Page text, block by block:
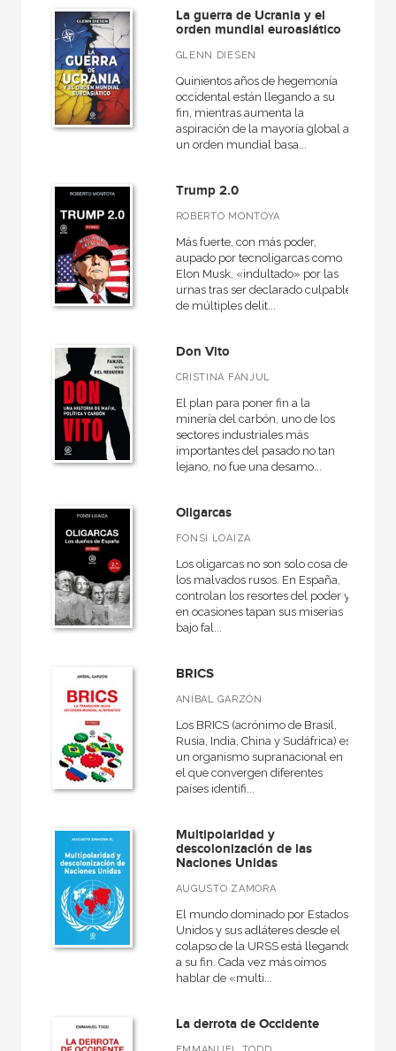
La guerra de Ucrania y el
orden mundial euroasiático
GLENN DIESEN
Quinientos años de hegemonía
occidental están llegando a su
fin, mientras aumenta la
aspiración de la mayoría global a
un orden mundial basa...
Trump 2.0
ROBERTO MONTOYA
Más fuerte, con más poder,
aupado por tecnoligarcas como
Elon Musk, «indultado» por las
urnas tras ser declarado culpable
de múltiples delit...
Don Vito
CRISTINA FANJUL
El plan para poner fin a la
minería del carbón, uno de los
sectores industriales más
importantes del pasado no tan
lejano, no fue una desamo...
Oligarcas
FONSI LOAIZA
Los oligarcas no son solo cosa de
los malvados rusos. En España,
controlan los resortes del poder y
en ocasiones tapan sus miserias
bajo fal...
BRICS
ANÍBAL GARZÓN
Los BRICS (acrónimo de Brasil,
Rusia, India, China y Sudáfrica) es
un organismo supranacional en
el que convergen diferentes
países identifi...
Multipolaridad y
descolonización de las
Naciones Unidas
AUGUSTO ZAMORA
El mundo dominado por Estados
Unidos y sus adláteres desde el
colapso de la URSS está llegando
a su fin. Cada vez más oímos
hablar de «multi...
La derrota de Occidente